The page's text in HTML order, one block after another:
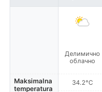
Maksimalna
temperatura
Делимично
облачно
34.2°C